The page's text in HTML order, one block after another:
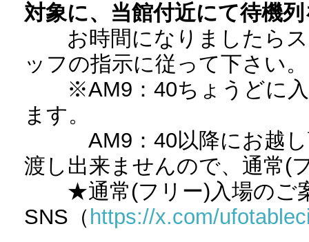
対象に、当館付近にて待機
お時間になりましたらス
ッフの指示に従って下さい。
※AM9：40ちょうどに入
ます。
AM9：40以降にお越し
渡し出来ませんので、通常(
★通常(フリー)入場のご
SNS（ https://x.com/